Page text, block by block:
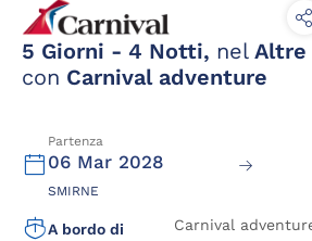
5 Giorni - 4 Notti, nel Altre
con Carnival adventure
Partenza
06 Mar 2028
SMIRNE
A bordo di Carnival